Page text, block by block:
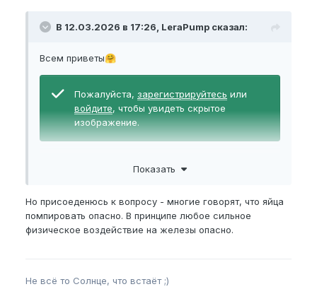
В 12.03.2026 в 17:26, LeraPump сказал:
Всем приветы🤗
Пожалуйста, зарегистрируйтесь или
войдите, чтобы увидеть скрытое
изображение.
Показать
Но присоеденюсь к вопросу - многие говорят, что яйца
помпировать опасно. В принципе любое сильное
физическое воздействие на железы опасно.
Не всё то Солнце, что встаёт ;)